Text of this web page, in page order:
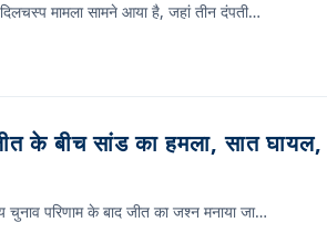
मामला सामने आया है, जहां तीन दंपती…
के बीच सांड का हमला, सात घायल,
चुनाव परिणाम के बाद जीत का जश्न मनाया जा…